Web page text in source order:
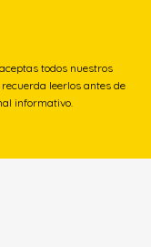
todos nuestros
leerlos antes de
informativo.